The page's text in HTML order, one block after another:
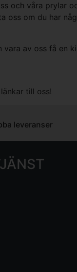
och våra prylar
oss om du har
av oss få en
till oss!
leveranser